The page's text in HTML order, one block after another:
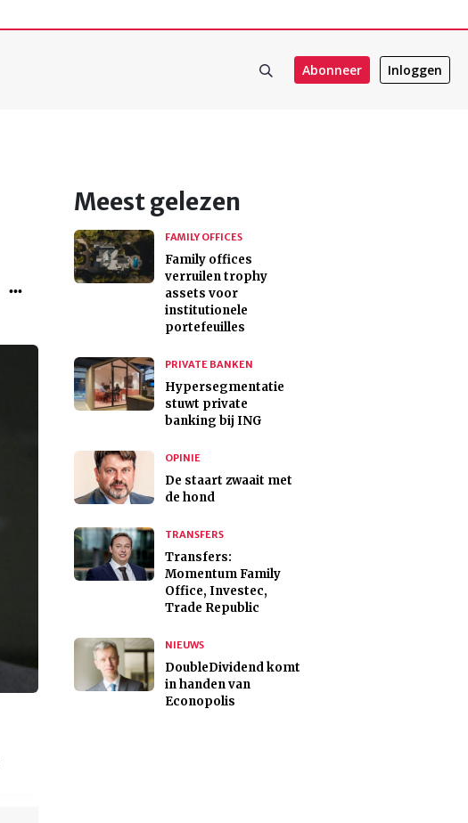
Abonneer Inloggen
Meest gelezen
FAMILY OFFICES
Family offices
verruilen trophy
assets voor
institutionele
portefeuilles
PRIVATE BANKEN
Hypersegmentatie
stuwt private
banking bij ING
OPINIE
De staart zwaait met
de hond
TRANSFERS
Transfers:
Momentum Family
Office, Investec,
Trade Republic
NIEUWS
DoubleDividend komt
in handen van
Econopolis